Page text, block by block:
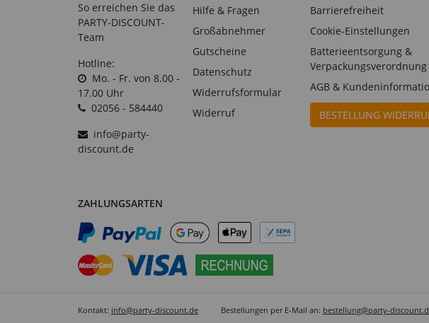
So erreichen Sie das
PARTY-DISCOUNT-
Team
Hotline:
Mo. - Fr. von 8.00 -
17.00 Uhr
02056 - 584440
info@party-
discount.de
Hilfe & Fragen
Großabnehmer
Gutscheine
Datenschutz
Widerrufsformular
Widerruf
Barrierefreiheit
Cookie-Einstellungen
Batterieentsorgung &
Verpackungsverordnung
AGB &
BESTELLUNG
ZAHLUNGSARTEN
Kontakt: info@party-discount.de Bestellungen per E-Mail an: bestellung@party-